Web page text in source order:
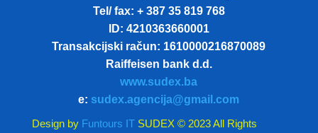
Tel/ fax: + 387 35 819 768
ID: 4210363660001
Transakcijski račun: 1610000216870089
Raiffeisen bank d.d.
www.sudex.ba
e: sudex.agencija@gmail.com
Design byFuntours ITSUDEX © 2023 All Rights